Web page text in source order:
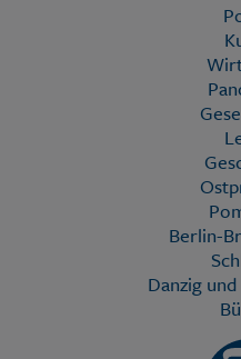
Berlin-
Danzig